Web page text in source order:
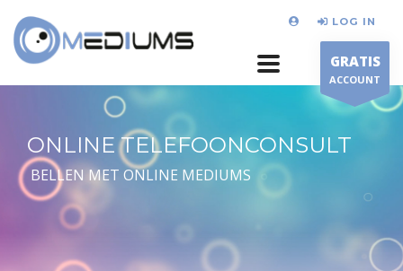
LOG IN
GRATIS
ACCOUNT
ONLINE TELEFOONCONSULT
BELLEN MET ONLINE MEDIUMS